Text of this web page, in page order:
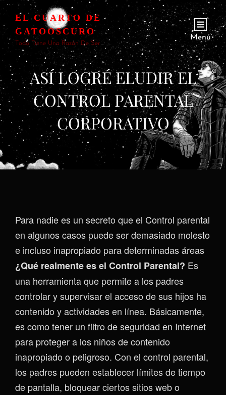
EL CUARTO DE
GATOOSCURO
Todo Tiene Una Razón De Ser
Menú
ASÍ LOGRÉ ELUDIR EL
CONTROL PARENTAL
CORPORATIVO
Para nadie es un secreto que el Control parental
en algunos casos puede ser demasiado molesto
e incluso inapropiado para determinadas áreas
¿Qué realmente es el Control Parental? Es
una herramienta que permite a los padres
controlar y supervisar el acceso de sus hijos ha
contenido y actividades en línea. Básicamente,
es como tener un filtro de seguridad en Internet
para proteger a los niños de contenido
inapropiado o peligroso. Con el control parental,
los padres pueden establecer límites de tiempo
de pantalla, bloquear ciertos sitios web o